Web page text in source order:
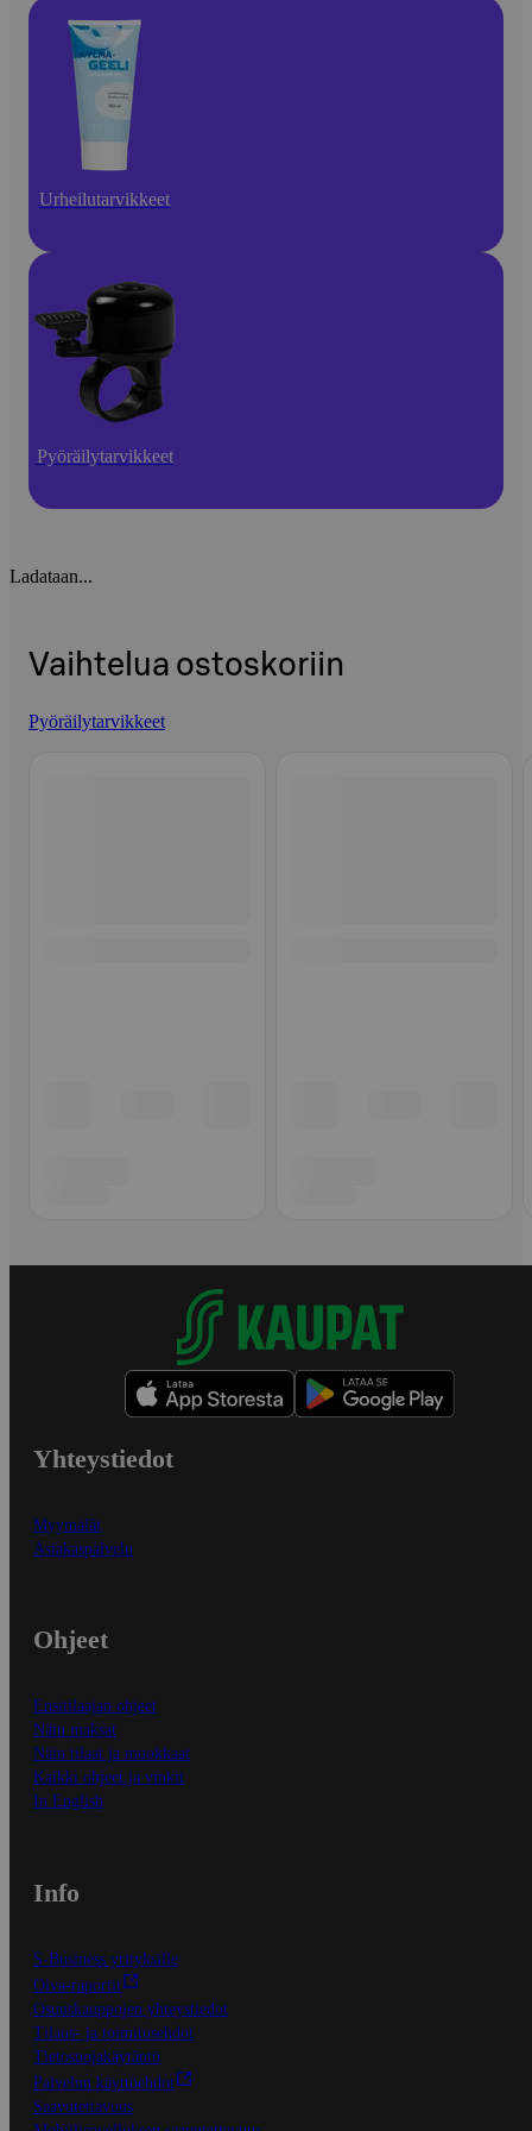
Urheilutarvikkeet
Pyöräilytarvikkeet
Ladataan...
Vaihtelua ostoskoriin
Pyöräilytarvikkeet
Yhteystiedot
Myymälät
Asiakaspalvelu
Ohjeet
Ensitilaajan ohjeet
Näin maksat
Näin tilaat ja muokkaat
Kaikki ohjeet ja vinkit
In English
Info
S-Business yrityksille
Oiva-raportit
Osuuskauppojen yhteystiedot
Tilaus- ja toimitusehdot
Tietosuojakäytäntö
Palvelun käyttöehdot
Saavutettavuus